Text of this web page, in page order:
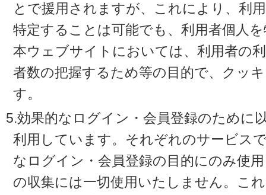
とで援用されますが、これにより、利
特定することは可能でも、利用者個人
本ウェブサイトにおいては、利用者の
者数の把握するため等の目的で、クッ
す。
5.効果的なログイン・会員登録のために
利用しています。それぞれのサービス
なログイン・会員登録の目的にのみ使
の収集には一切使用いたしません。こ